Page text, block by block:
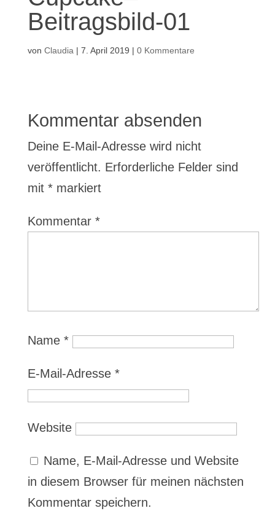
Beitragsbild-01
von Claudia | 7. April 2019 | 0 Kommentare
Kommentar absenden
Deine E-Mail-Adresse wird nicht
veröffentlicht. Erforderliche Felder sind
mit *markiert
Kommentar *
Name *
E-Mail-Adresse *
Website
Name, E-Mail-Adresse und Website
in diesem Browser für meinen nächsten
Kommentar speichern.